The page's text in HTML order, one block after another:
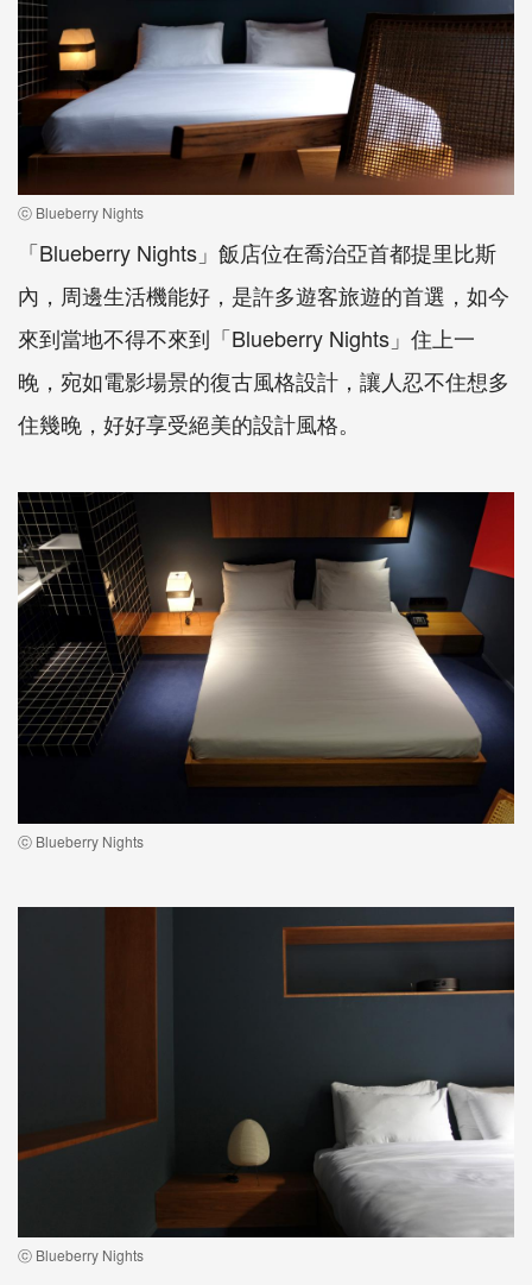
ⓒ Blueberry Nights
「Blueberry Nights」飯店位在喬治亞首都提里比斯
內，周邊生活機能好，是許多遊客旅遊的首選，如今
來到當地不得不來到「Blueberry Nights」住上一
晚，宛如電影場景的復古風格設計，讓人忍不住想多
住幾晚，好好享受絕美的設計風格。
ⓒ Blueberry Nights
ⓒ Blueberry Nights